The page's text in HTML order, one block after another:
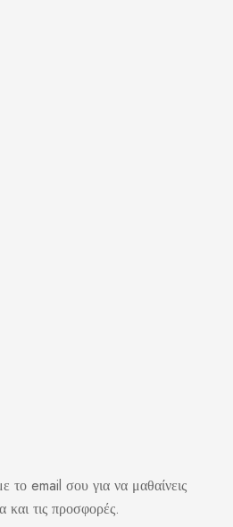
email σου για να μαθαίνεις
και τις προσφορές.